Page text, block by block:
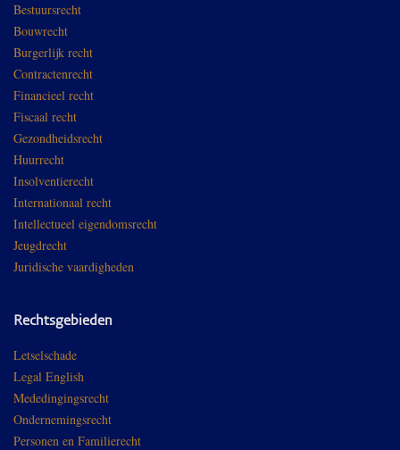
Bestuursrecht
Bouwrecht
Burgerlijk recht
Contractenrecht
Financieel recht
Fiscaal recht
Gezondheidsrecht
Huurrecht
Insolventierecht
Internationaal recht
Intellectueel eigendomsrecht
Jeugdrecht
Juridische vaardigheden
Rechtsgebieden
Letselschade
Legal English
Mededingingsrecht
Ondernemingsrecht
Personen en Familierecht